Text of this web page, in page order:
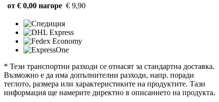
от € 0,00 нагоре € 9,90
* Тези транспортни разходи се отнасят за стандартна доставка.
Възможно е да има допълнителни разходи, напр. поради
теглото, размера или характеристиките на продуктите. Тази
информация ще намерите директно в описанието на продукта.